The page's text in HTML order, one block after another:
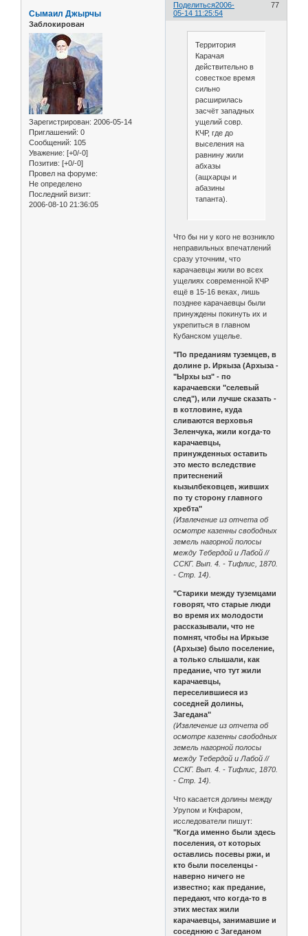
Поделиться 77
2006-
05-14 11:25:54
Сымаил Джырчы
Заблокирован
Зарегистрирован: 2006-05-14
Приглашений: 0
Сообщений: 105
Уважение: [+0/-0]
Позитив: [+0/-0]
Провел на форуме:
Не определено
Последний визит:
2006-08-10 21:36:05
Территория
Карачая
действительно в
совесткое время
сильно
расширилась
засчёт западных
ущелий совр.
КЧР, где до
выселения на
равнину жили
абхазы
(ащхарцы и
абазины
тапанта).
Что бы ни у кого не возникло
неправильных впечатлений
сразу уточним, что
карачаевцы жили во всех
ущелиях современной КЧР
ещё в 15-16 веках, лишь
позднее карачаевцы были
принуждены покинуть их и
укрепиться в главном
Кубанском ущелье.
"По преданиям туземцев, в
долине р. Иркыза (Архыза -
"Ырхы ыз" - по
карачаевски "селевый
след"), или лучше сказать -
в котловине, куда
сливаются верховья
Зеленчука, жили когда-то
карачаевцы,
принужденных оставить
это место вследствие
притеснений
кызылбековцев, живших
по ту сторону главного
хребта"
(Извлечение из отчета об
осмотре казенны свободных
земель нагорной полосы
между Тебердой и Лабой //
ССКГ. Вып. 4. - Тифлис, 1870.
- Стр. 14).
"Старики между туземцами
говорят, что старые люди
во время их молодости
рассказывали, что не
помнят, чтобы на Иркызе
(Архызе) было поселение,
а только слышали, как
предание, что тут жили
карачаевцы,
переселившиеся из
соседней долины,
Загедана"
(Извлечение из отчета об
осмотре казенны свободных
земель нагорной полосы
между Тебердой и Лабой //
ССКГ. Вып. 4. - Тифлис, 1870.
- Стр. 14).
Что касается долины между
Урупом и Кяфаром,
исследователи пишут:
"Когда именно были здесь
поселения, от которых
оставлись посевы ржи, и
кто были поселенцы -
наверно ничего не
известно; как предание,
передают, что когда-то в
этих местах жили
карачаевцы, занимавшие и
соседнюю с Загеданом